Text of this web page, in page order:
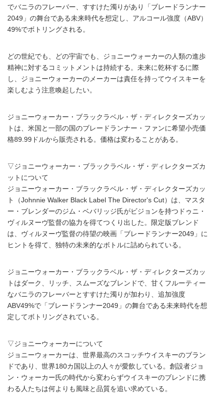
でバニラのフレーバー、すすけた濁りがあり「ブレードランナー
2049」の舞台である未来時代を想定し、アルコール強度（ABV）
49%でボトリングされる。
どの世紀でも、どの宇宙でも、ジョニーウォーカーの人類の進歩
精神に対するコミットメントは持続する。未来に乾杯するに際
し、ジョニーウォーカーのメーカーは責任を持ってウイスキーを
楽しむよう注意喚起したい。
ジョニーウォーカー・ブラックラベル・ザ・ディレクターズカッ
トは、米国と一部の国のブレードランナー・ファンに希望小売価
格89.99ドルから販売される。価格は変わることがある。
▽ジョニーウォーカー・ブラックラベル・ザ・ディレクターズカ
ットについて
ジョニーウォーカー・ブラックラベル・ザ・ディレクターズカッ
ト（Johnnie Walker Black Label The Director's Cut）は、マスタ
ー・ブレンダーのジム・ベバリッジ氏がビジョンを持つドゥニ・
ヴィルヌーヴ監督の協力を得てつくり出した。限定版ブレンド
は、ヴィルヌーヴ監督の待望の映画「ブレードランナー2049」に
ヒントを得て、独特の未来的なボトルに詰められている。
ジョニーウォーカー・ブラックラベル・ザ・ディレクターズカッ
トはダーク、リッチ、スムーズなブレンドで、甘くフルーティー
なバニラのフレーバーとすすけた濁りが加わり、追加強度
ABV49%で「ブレードランナー2049」の舞台である未来時代を想
定してボトリングされている。
▽ジョニーウォーカーについて
ジョニーウォーカーは、世界最高のスコッチウイスキーのブラン
ドであり、世界180カ国以上の人々が愛飲している。創設者ジョ
ン・ウォーカー氏の時代から変わらずウイスキーのブレンドに携
わる人たちは何よりも風味と品質を追い求めている。